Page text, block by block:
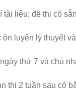
tài liệu; đề thi có
ôn luyện lý thuyết
thứ 7 và chủ
thi 2 tuần sau có